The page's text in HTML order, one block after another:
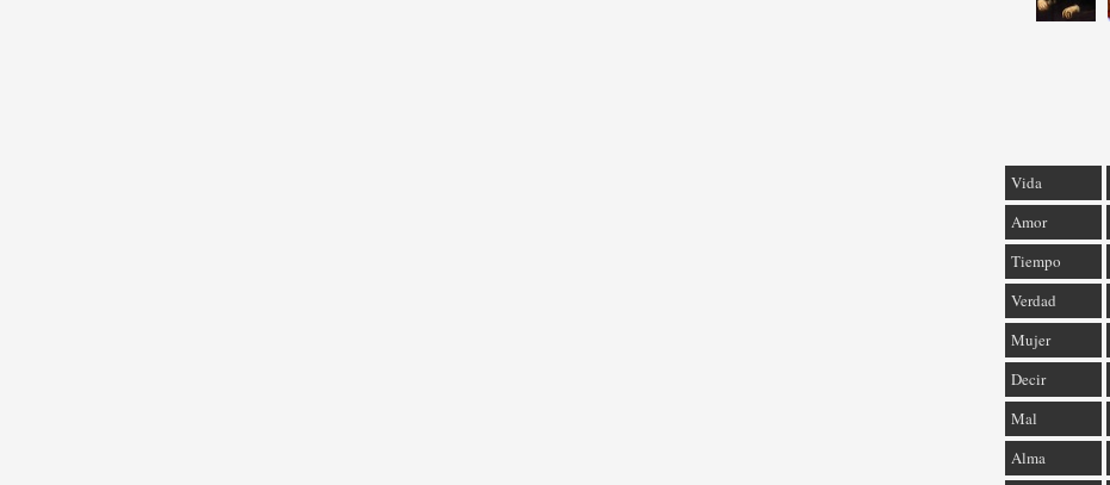
Vida
Amor
Tiempo
Verdad
Mujer
Decir
Mal
Alma